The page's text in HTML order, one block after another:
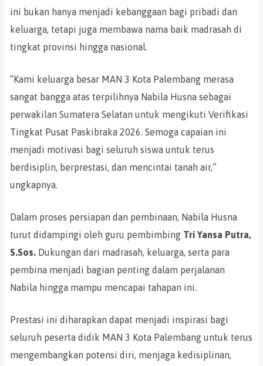
ini bukan hanya menjadi kebanggaan bagi pribadi dan
keluarga, tetapi juga membawa nama baik madrasah di
tingkat provinsi hingga nasional.
“Kami keluarga besar MAN 3 Kota Palembang merasa
sangat bangga atas terpilihnya Nabila Husna sebagai
perwakilan Sumatera Selatan untuk mengikuti Verifikasi
Tingkat Pusat Paskibraka 2026. Semoga capaian ini
menjadi motivasi bagi seluruh siswa untuk terus
berdisiplin, berprestasi, dan mencintai tanah air,”
ungkapnya.
Dalam proses persiapan dan pembinaan, Nabila Husna
turut didampingi oleh guru pembimbing Tri Yansa Putra,
S.Sos.Dukungan dari madrasah, keluarga, serta para
pembina menjadi bagian penting dalam perjalanan
Nabila hingga mampu mencapai tahapan ini.
Prestasi ini diharapkan dapat menjadi inspirasi bagi
seluruh peserta didik MAN 3 Kota Palembang untuk terus
mengembangkan potensi diri, menjaga kedisiplinan,